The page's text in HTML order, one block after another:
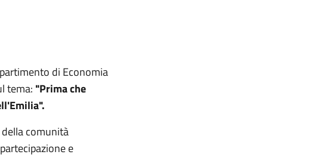
di Economia
tema: "Prima che
comunità
e